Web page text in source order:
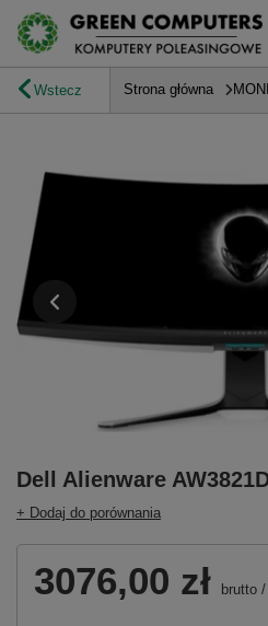
Wstecz Strona główna
Dell Alienware
+ Dodaj do porównania
3076,00 zł brutto /